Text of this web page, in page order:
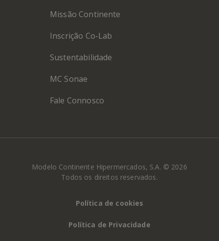
Missão Continente
Inscrição Co-Lab
Sustentabilidade
MC Sonae
Fale Connosco
Modelo Continente Hipermercados, S.A. © 2026
Todos os direitos reservados.
Política de cookies
Política de Privacidade